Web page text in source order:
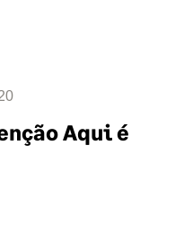
Aqui é